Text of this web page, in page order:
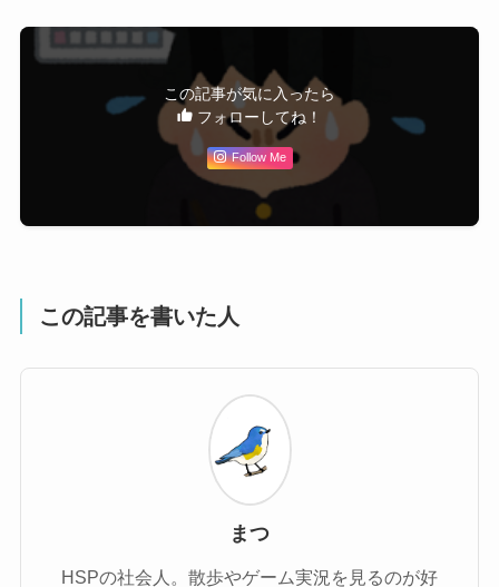
この記事が気に入ったら
フォローしてね！
Follow Me
この記事を書いた人
まつ
HSPの社会人。散歩やゲーム実況を見るのが好